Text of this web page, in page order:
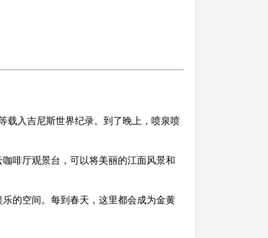
入吉尼斯世界纪录。到了晚上，喷泉喷
啡厅观景台，可以将美丽的江面风景和
的空间。每到春天，这里都会成为金黄